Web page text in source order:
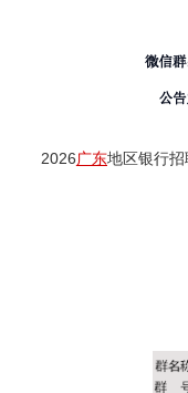
2026广东地区银行